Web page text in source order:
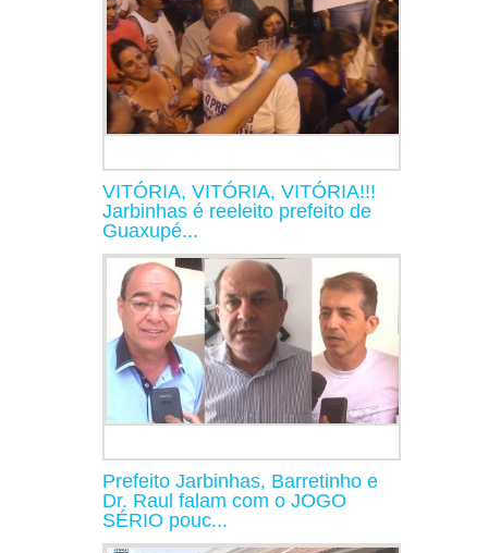
VITÓRIA, VITÓRIA, VITÓRIA!!!
Jarbinhas é reeleito prefeito de
Guaxupé...
Prefeito Jarbinhas, Barretinho e
Dr. Raul falam com o JOGO
SÉRIO pouc...